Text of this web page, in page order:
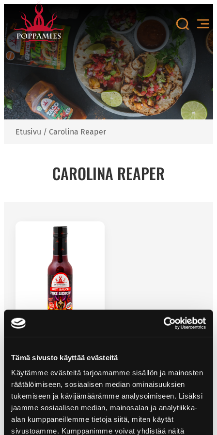
Tämä sivusto käyttää evästeitä
Käytämme evästeitä tarjoamamme sisällön ja mainosten
räätälöimiseen, sosiaalisen median ominaisuuksien
tukemiseen ja kävijämäärämme analysoimiseen. Lisäksi
jaamme sosiaalisen median, mainosalan ja analytiikka-
alan kumppaneillemme tietoja siitä, miten käytät
sivustoamme. Kumppanimme voivat yhdistää näitä
sisältöön
Etusivu / Carolina Reaper
CAROLINA REAPER
FIRE DEMON -CHILIKASTIKE